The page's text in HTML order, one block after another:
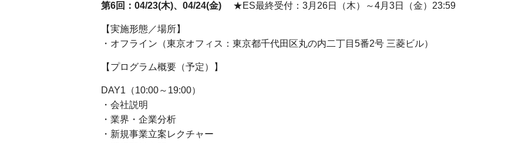
第6回：04/23(木)、04/24(金) ★ES最終受付：3月26日（木）～4月3日（金）23:59
【実施形態／場所】
・オフライン（東京オフィス：東京都千代田区丸の内二丁目5番2号 三菱ビル）
【プログラム概要（予定）】
DAY1（10:00～19:00）
・会社説明
・業界・企業分析
・新規事業立案レクチャー